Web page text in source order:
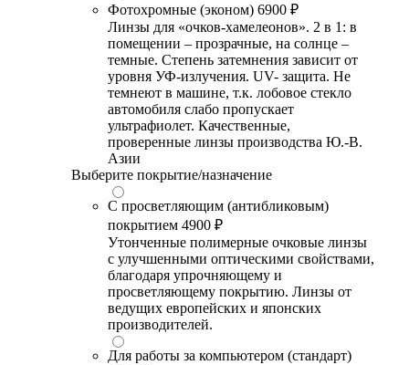
Фотохромные (эконом) 6900 ₽
Линзы для «очков-хамелеонов». 2 в 1: в
помещении – прозрачные, на солнце –
темные. Степень затемнения зависит от
уровня УФ-излучения. UV- защита. Не
темнеют в машине, т.к. лобовое стекло
автомобиля слабо пропускает
ультрафиолет. Качественные,
проверенные линзы производства Ю.-В.
Азии
Выберите покрытие/назначение
С просветляющим (антибликовым)
покрытием 4900 ₽
Утонченные полимерные очковые линзы
с улучшенными оптическими свойствами,
благодаря упрочняющему и
просветляющему покрытию. Линзы от
ведущих европейских и японских
производителей.
Для работы за компьютером (стандарт)